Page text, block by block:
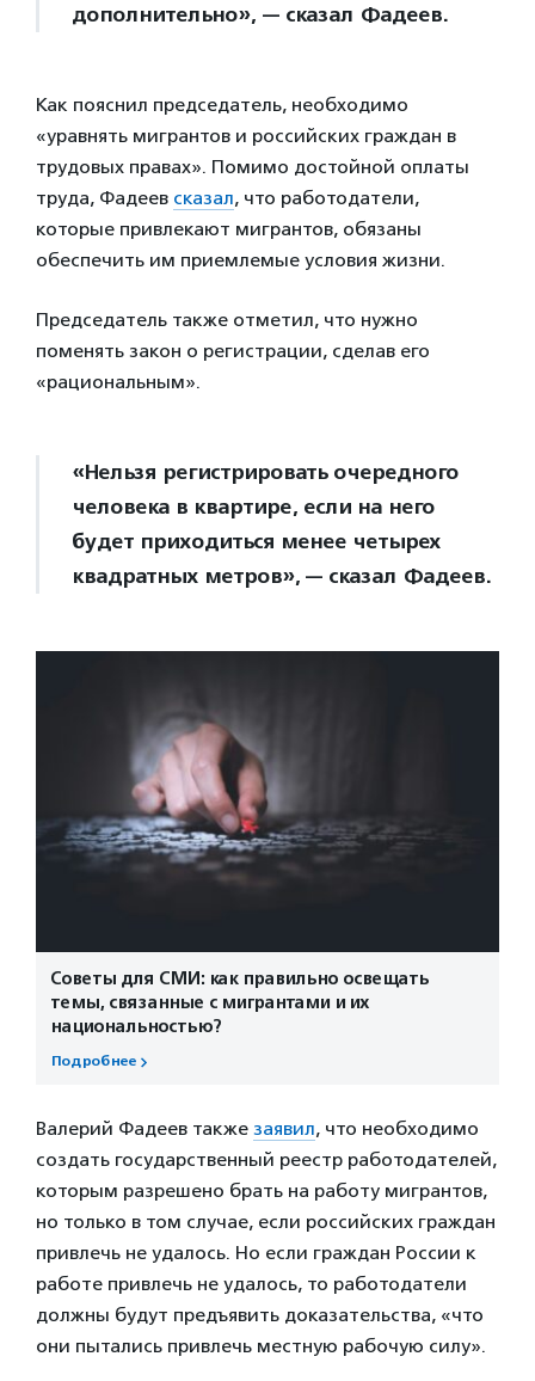
дополнительно», — сказал Фадеев.
Как пояснил председатель, необходимо
«уравнять мигрантов и российских граждан в
трудовых правах». Помимо достойной оплаты
труда, Фадеев сказал, что работодатели,
которые привлекают мигрантов, обязаны
обеспечить им приемлемые условия жизни.
Председатель также отметил, что нужно
поменять закон о регистрации, сделав его
«рациональным».
«Нельзя регистрировать очередного
человека в квартире, если на него
будет приходиться менее четырех
квадратных метров», — сказал Фадеев.
Советы для СМИ: как правильно освещать
темы, связанные с мигрантами и их
национальностью?
Подробнее
Валерий Фадеев также заявил, что необходимо
создать государственный реестр работодателей,
которым разрешено брать на работу мигрантов,
но только в том случае, если российских граждан
привлечь не удалось. Но если граждан России к
работе привлечь не удалось, то работодатели
должны будут предъявить доказательства, «что
они пытались привлечь местную рабочую силу».